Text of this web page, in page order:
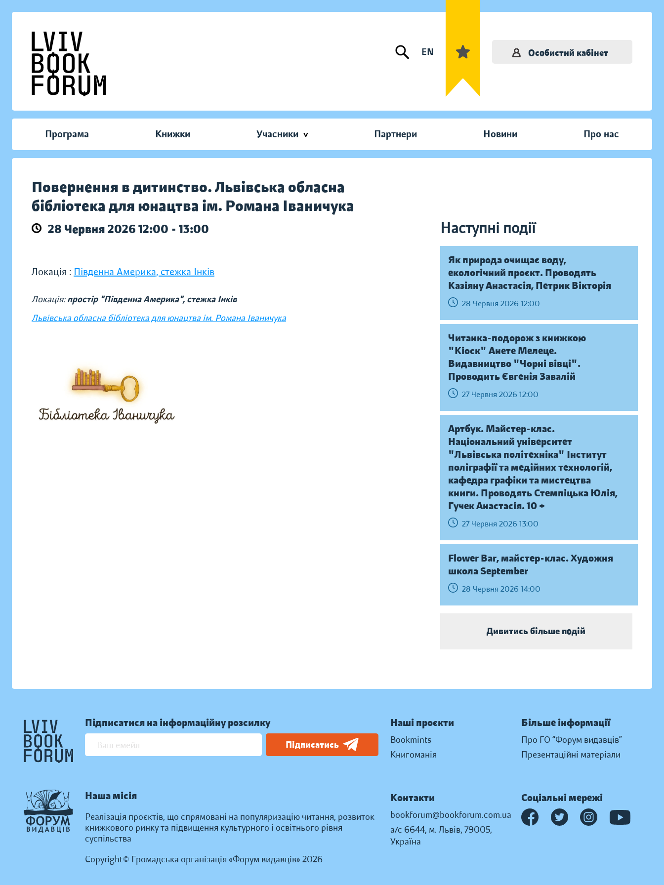
EN Особистий кабінет
Програма Книжки Учасники Партнери Новини Про нас
Повернення в дитинство. Львівська обласна
бібліотека для юнацтва ім. Романа Іваничука
28 Червня 2026 12:00 - 13:00 Наступні події
Локація : Південна Америка, стежка Інків
Локація:простір "Південна Америка", стежка Інків
Львівська обласна бібліотека для юнацтва ім. Романа Іваничука
Як природа очищає воду,
екологічний проєкт. Проводять
Казіяну Анастасія, Петрик Вікторія
28 Червня 2026 12:00
Читанка-подорож з книжкою
"Кіоск" Анете Мелеце.
Видавництво "Чорні вівці".
Проводить Євгенія Завалій
27 Червня 2026 12:00
Артбук. Майстер-клас.
Національний університет
"Львівська політехніка" Інститут
поліграфії та медійних технологій,
кафедра графіки та мистецтва
книги. Проводять Стемпіцька Юлія,
Гучек Анастасія. 10 +
27 Червня 2026 13:00
Flower Bar, майстер-клас. Художня
школа September
28 Червня 2026 14:00
Дивитись більше подій
Підписатися на інформаційну розсилку
Підписатись
Наша місія
Реалізація проєктів, що спрямовані на популяризацію читання, розвиток
книжкового ринку та підвищення культурного і освітнього рівня
суспільства
Copyright© Громадська організація «Форум видавців» 2026
Наші проєкти
Bookmints
Книгоманія
Більше інформації
Про ГО “Форум видавців”
Презентаційні матеріали
Контакти
bookforum@bookforum.com.ua
а/с 6644, м. Львів, 79005,
Україна
Соціальні мережі